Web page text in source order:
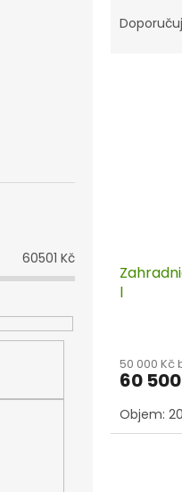
60501 Kč
a
l
50 000 Kč
60
Objem: